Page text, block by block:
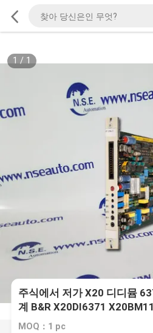
1 / 1
주식에서 저가 X20 디디뮴
계 B&R X20DI6371
MOQ：1 pc